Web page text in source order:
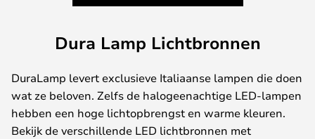
Dura Lamp Lichtbronnen
DuraLamp levert exclusieve Italiaanse lampen die doen
wat ze beloven. Zelfs de halogeenachtige LED-lampen
hebben een hoge lichtopbrengst en warme kleuren.
Bekijk de verschillende LED lichtbronnen met